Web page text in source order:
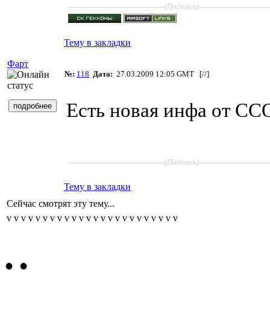
(Подпись)
Тему в закладки
Фарт
№: 118 Дата: 27.03.2009 12:05 GMT [//]
Есть новая инфа от
(Подпись)
Тему в закладки
Сейчас смотрят эту тему...
v v v v v v v v v v v v v v v v v v v v v v v v
• •